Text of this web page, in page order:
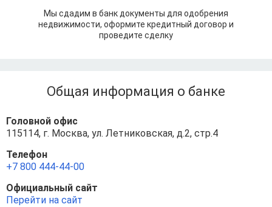
Мы сдадим в банк документы для одобрения
недвижимости, оформите кредитный договор и
проведите сделку
Общая информация о банке
Головной офис
115114, г. Москва, ул. Летниковская, д.2, стр.4
Телефон
+7 800 444-44-00
Официальный сайт
Перейти на сайт